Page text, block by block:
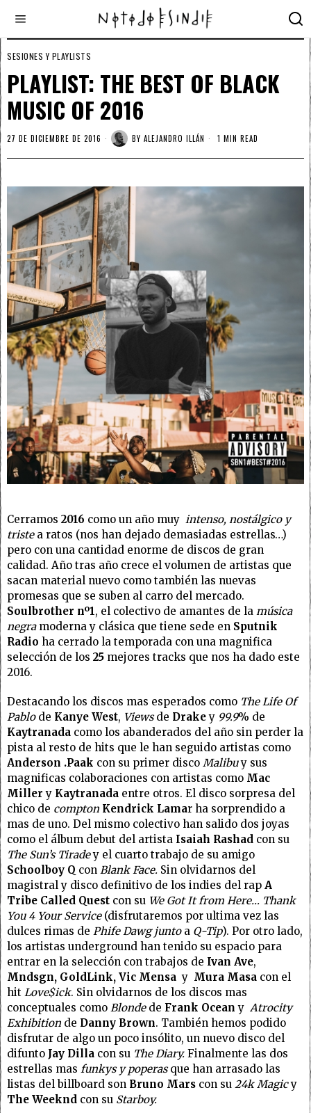
SESIONES Y PLAYLISTS
PLAYLIST: THE BEST OF BLACK
MUSIC OF 2016
27 DE DICIEMBRE DE 2016 BY ALEJANDRO ILLÁN 1 MIN READ
Cerramos 2016 como un año muy intenso, nostálgico y
tristea ratos (nos han dejado demasiadas estrellas…)
pero con una cantidad enorme de discos de gran
calidad. Año tras año crece el volumen de artistas que
sacan material nuevo como también las nuevas
promesas que se suben al carro del mercado.
Soulbrother nº1, el colectivo de amantes de la música
negramoderna y clásica que tiene sede en Sputnik
Radio ha cerrado la temporada con una magnifica
selección de los 25 mejores tracks que nos ha dado este
2016.
Destacando los discos mas esperados como The Life Of
Pablode Kanye West, Viewsde Drakey 99.9% de
Kaytranada como los abanderados del año sin perder la
pista al resto de hits que le han seguido artistas como
Anderson .Paak con su primer disco Malibuy sus
magnificas colaboraciones con artistas como Mac
Miller y Kaytranada entre otros. El disco sorpresa del
chico de compton Kendrick Lamar ha sorprendido a
mas de uno. Del mismo colectivo han salido dos joyas
como el álbum debut del artista Isaiah Rashad con su
The Sun’s Tiradey el cuarto trabajo de su amigo
Schoolboy Q con Blank Face. Sin olvidarnos del
magistral y disco definitivo de los indies del rap A
Tribe Called Quest con su We Got It from Here… Thank
You 4 Your Service (disfrutaremos por ultima vez las
dulces rimas de Phife Dawg junto a Q-Tip). Por otro lado,
los artistas underground han tenido su espacio para
entrar en la selección con trabajos de Ivan Ave,
Mndsgn, GoldLink, Vic Mensa y Mura Masa con el
hit Love$ick. Sin olvidarnos de los discos mas
conceptuales como Blondede Frank Ocean y Atrocity
Exhibition de Danny Brown. También hemos podido
disfrutar de algo un poco insólito, un nuevo disco del
difunto Jay Dilla con su The Diary. Finalmente las dos
estrellas mas funkys y poperasque han arrasado las
listas del billboard son Bruno Mars con su 24k Magicy
The Weeknd con su Starboy.